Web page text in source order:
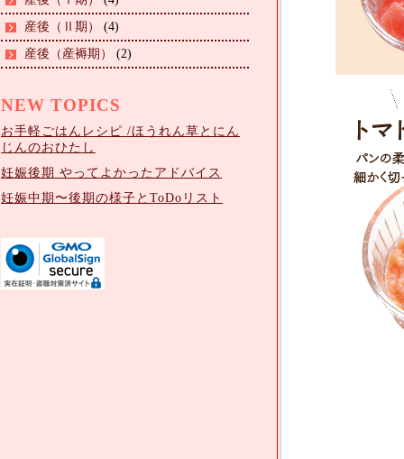
産後（Ⅱ期）
(4)
産後（産褥期）
(2)
NEW TOPICS
お手軽ごはんレシピ /ほうれん草とにん
じんのおひたし
妊娠後期 やってよかったアドバイス
妊娠中期〜後期の様子とToDoリスト